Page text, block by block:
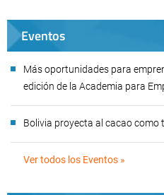
Eventos
Más oportunidades para
edición de la Academia para
Bolivia proyecta al cacao
Ver todos los Eventos »